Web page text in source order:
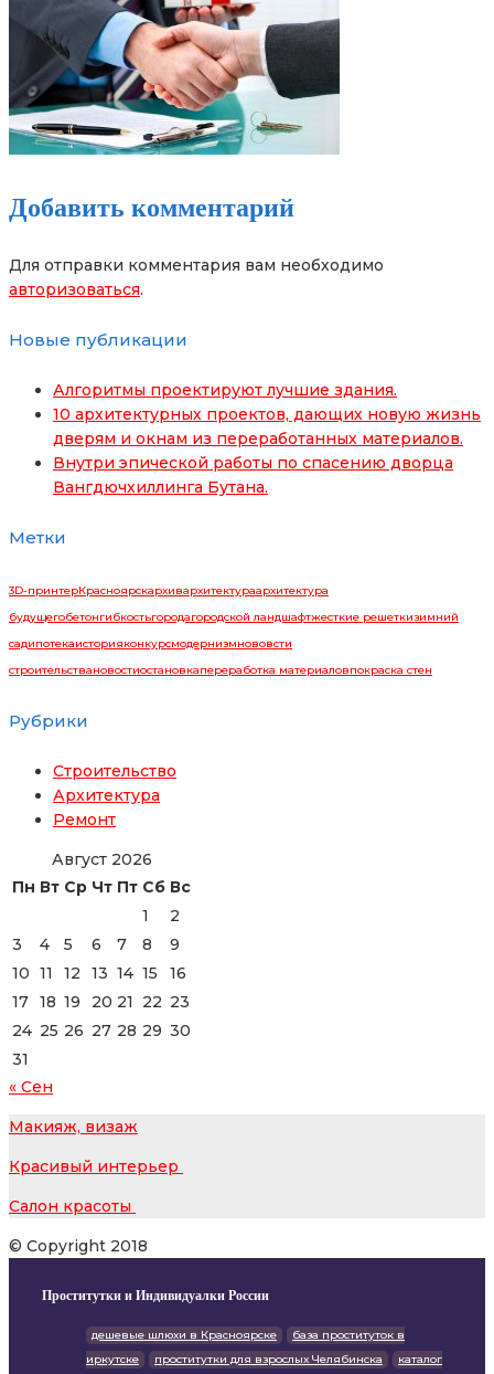
Добавить комментарий
Для отправки комментария вам необходимо
авторизоваться.
Новые публикации
Алгоритмы проектируют лучшие здания.
10 архитектурных проектов, дающих новую жизнь
дверям и окнам из переработанных материалов.
Внутри эпической работы по спасению дворца
Вангдючхиллинга Бутана.
Метки
3D-принтерКрасноярскархивархитектураархитектура
будущегобетонгибкостьгородагородской ландшафтжесткие решеткизимний
садипотекаисторияконкурсмодернизмнововсти
строительствановостиостановкапереработка материаловпокраска стен
Рубрики
Строительство
Архитектура
Ремонт
Август 2026
Пн Вт Ср Чт Пт Сб Вс
1
2
3
4 5 6 7 8
9
10 11 12 13 14 15
16
17 18 19 20 21 22 23
24 25 26 27 28 29 30
31
« Сен
Макияж, визаж
Красивый интерьер
Салон красоты
© Copyright 2018
Проститутки и Индивидуалки России
дешевые шлюхи в Красноярске
база проституток в
иркутске
проститутки для взрослых Челябинска каталог